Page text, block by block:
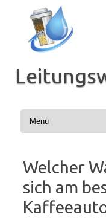
Inhalt
springen
Welcher
sich am